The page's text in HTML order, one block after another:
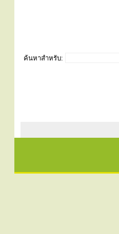
ค้นหาสำหรับ: